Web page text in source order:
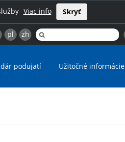
Viac info Skryť
pl zh
podujatí Užitočné informácie